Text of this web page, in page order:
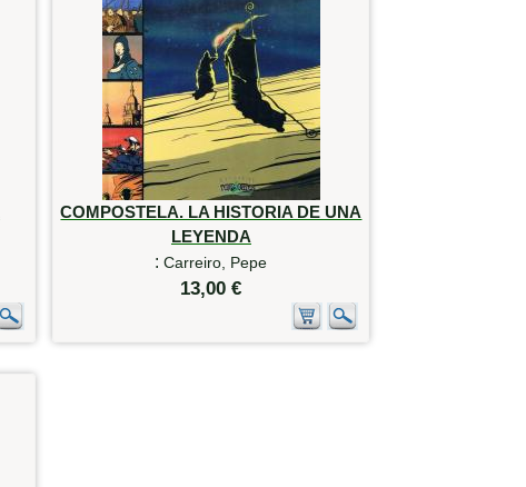
COMPOSTELA. LA HISTORIA DE UNA
LEYENDA
:Carreiro, Pepe
13,00 €